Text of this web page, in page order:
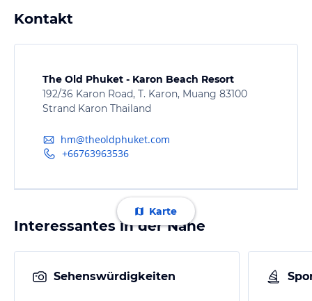
Kontakt
The Old Phuket - Karon Beach Resort
192/36 Karon Road, T. Karon, Muang 83100
Strand Karon Thailand
hm@theoldphuket.com
+66763963536
Karte
Interessantes in der Nähe
Sehenswürdigkeiten